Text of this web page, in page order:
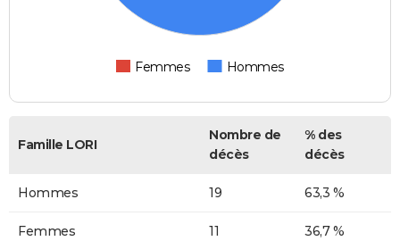
Femmes Hommes
Famille LORI
Nombre de
décès
% des
décès
Hommes 19 63,3 %
Femmes 11 36,7 %